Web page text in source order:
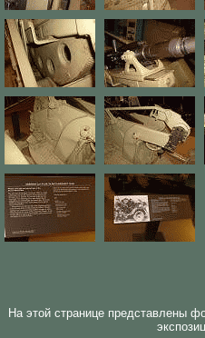
На этой странице представлены